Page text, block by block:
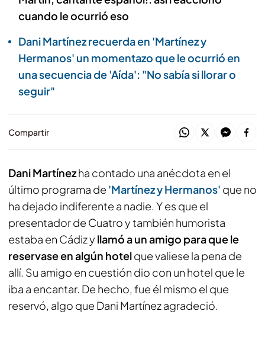
cuando le ocurrió eso
Dani Martínez recuerda en 'Martínez y
Hermanos' un momentazo que le ocurrió en
una secuencia de 'Aída': "No sabía si llorar o
seguir"
Compartir
Dani Martínezha contado una anécdota en el
último programa de 'Martínez y Hermanos' que no
ha dejado indiferente a nadie. Y es que el
presentador de Cuatro y también humorista
estaba en Cádiz y llamó a un amigo para que le
reservase en algún hotelque valiese la pena de
allí. Su amigo en cuestión dio con un hotel que le
iba a encantar. De hecho, fue él mismo el que
reservó, algo que Dani Martínez agradeció.